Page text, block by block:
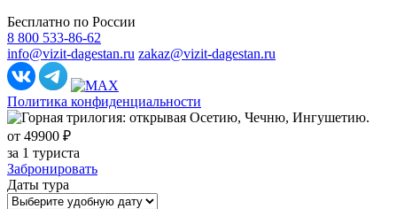
Бесплатно по России
8 800 533-86-62
info@vizit-dagestan.ru zakaz@vizit-dagestan.ru
Политика конфиденциальности
от 49900 ₽
за 1 туриста
Забронировать
Даты тура